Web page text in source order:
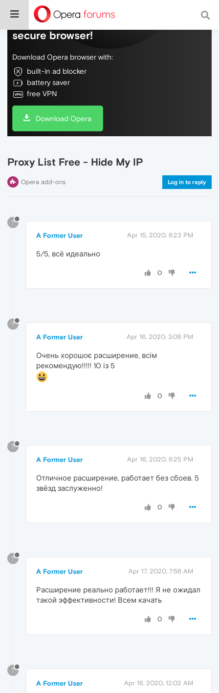
Do more on the web, with a fast and
secure browser!
Download Opera browser with:
built-in ad blocker
battery saver
free VPN
Download Opera
Proxy List Free - Hide My IP
Opera add-ons Log in to reply
?
A Former User Apr 15, 2020, 8:23 PM
5/5, всё идеально
0
?
A Former User Apr 16, 2020, 3:08 PM
Очень хорошоє расширение, всім
рекомендую!!!!! 10 із 5
0
?
A Former User Apr 16, 2020, 8:25 PM
Отличное расширение, работает без сбоев. 5
звёзд заслуженно!
0
?
A Former User Apr 17, 2020, 7:56 AM
Расширение реально работает!!! Я не ожидал
такой эффективности! Всем качать
0
?
A Former User Apr 18, 2020, 12:02 AM